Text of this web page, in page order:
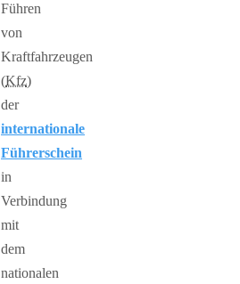
Führen
von
Kraftfahrzeugen
(Kfz)
der
internationale
Führerschein
in
Verbindung
mit
dem
nationalen